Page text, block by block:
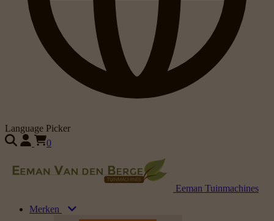
Language Picker
0
Eeman Tuinmachines
Merken